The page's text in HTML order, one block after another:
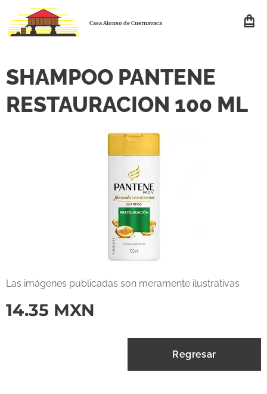
Casa Alonso de Cuernavaca
SHAMPOO PANTENE
RESTAURACION 100 ML
Las imágenes publicadas son meramente ilustrativas
14.35 MXN
Regresar